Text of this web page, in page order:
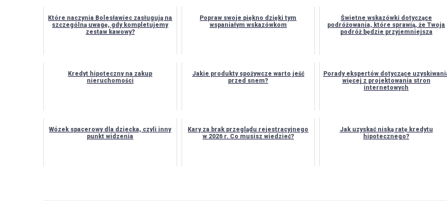
Które naczynia Bolesławiec zasługują na
szczególną uwagę, gdy kompletujemy
zestaw kawowy?
Popraw swoje piękno dzięki tym
wspaniałym wskazówkom
Świetne wskazówki dotyczące
podróżowania, które sprawią, że Twoja
podróż będzie przyjemniejsza
Kredyt hipoteczny na zakup
nieruchomości
Jakie produkty spożywcze warto jeść
przed snem?
Porady ekspertów dotyczące
więcej z projektowania stron
internetowych
Wózek spacerowy dla dziecka, czyli inny
punkt widzenia
Kary za brak przeglądu rejestracyjnego
w 2026 r. Co musisz wiedzieć?
Jak uzyskać niską ratę kredytu
hipotecznego?